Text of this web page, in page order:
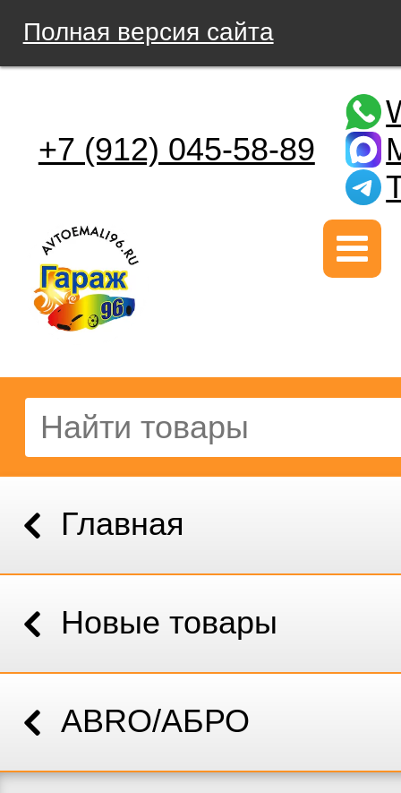
Полная версия сайта
+7 (912) 045-58-89
Главная
Новые товары
ABRO/АБРО